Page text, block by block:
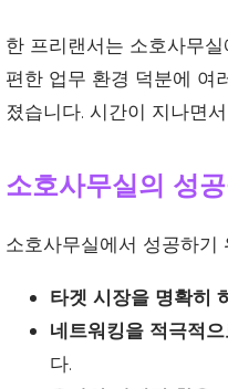
한 프리랜서는 소호사무
편한 업무 환경 덕분에 여
졌습니다. 시간이 지나면
소호사무실의 성
소호사무실에서 성공하기
타겟 시장을 명확히
네트워킹을 적극적
다.